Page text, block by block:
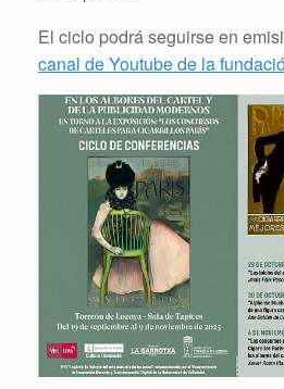
El ciclo podrá seguirse en
canal de Youtube de la